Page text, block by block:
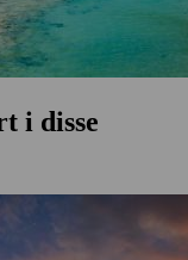
i disse